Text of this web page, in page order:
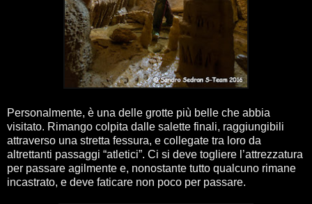
Personalmente, è una delle grotte più belle che abbia
visitato. Rimango colpita dalle salette finali, raggiungibili
attraverso una stretta fessura, e collegate tra loro da
altrettanti passaggi “atletici”. Ci si deve togliere l’attrezzatura
per passare agilmente e, nonostante tutto qualcuno rimane
incastrato, e deve faticare non poco per passare.